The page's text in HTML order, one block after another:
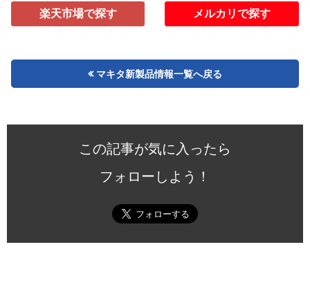
楽天市場で探す メルカリで探す
マキタ新製品情報一覧へ戻る
この記事が気に入ったら
フォローしよう！